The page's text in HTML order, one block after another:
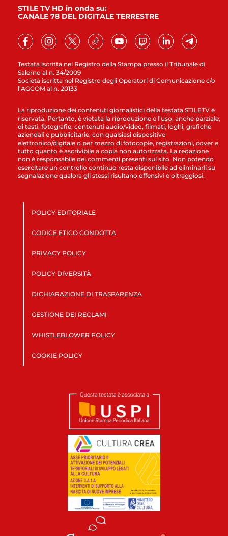
Testata iscritta nel Registro della Stampa presso il Tribunale di
Salerno al n. 34/2009
Società iscritta nel Registro degli Operatori di Comunicazione c/o
l’AGCOM al n. 20133
STILE TV HD in onda su:
CANALE 78 DEL DIGITALE TERRESTRE
La riproduzione dei contenuti giornalistici della testata STILETV è
riservata. Pertanto, è vietata la riproduzione e l’uso, anche parziale,
di testi, fotografie, contenuti audio/video, filmati, loghi, grafiche
aziendali e pubblicitarie, con qualsiasi dispositivo
elettronico/digitale o per mezzo di fotocopie, registrazioni, cover e
tutto quanto è ascrivibile a copia non autorizzata. La redazione
non è responsabile dei commenti presenti sul sito. Non potendo
esercitare un controllo continuo resta disponibile ad eliminarli su
segnalazione qualora gli stessi risultano offensivi e oltraggiosi.
POLICY EDITORIALE
CODICE ETICO CONDOTTA
PRIVACY POLICY
POLICY DIVERSITÀ
DICHIARAZIONE DI TRASPARENZA
GESTIONE DEI RECLAMI
WHISTLEBLOWER POLICY
COOKIE POLICY